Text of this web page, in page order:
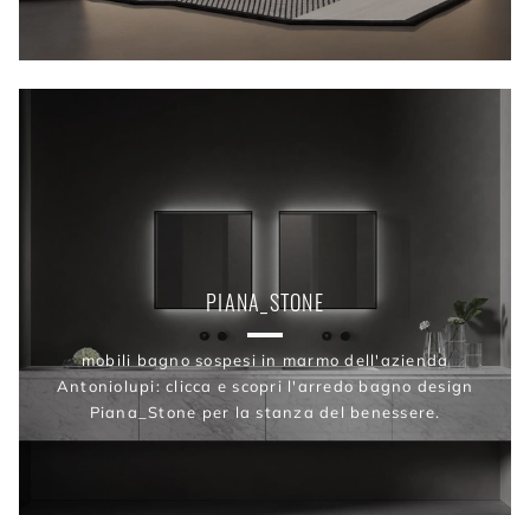
PIANA_STONE
mobili bagno sospesi in marmo dell'azienda
Antoniolupi: clicca e scopri l'arredo bagno design
Piana_Stone per la stanza del benessere.